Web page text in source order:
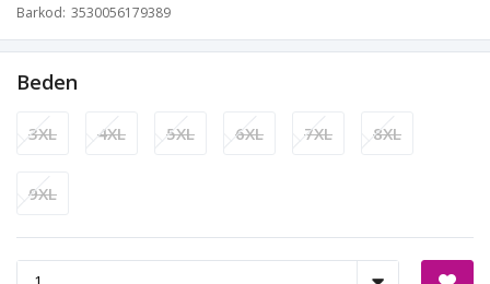
Barkod 3530056179389
Beden
3XL 4XL 5XL 6XL 7XL 8XL
9XL